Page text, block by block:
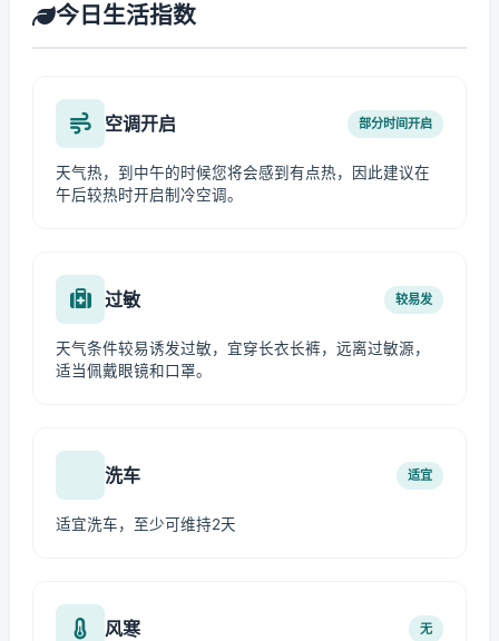
今日生活指数
空调开启 部分时间开启
天气热，到中午的时候您将会感到有点热，因此建议在
午后较热时开启制冷空调。
过敏 较易发
天气条件较易诱发过敏，宜穿长衣长裤，远离过敏源，
适当佩戴眼镜和口罩。
洗车 适宜
适宜洗车，至少可维持2天
风寒 无